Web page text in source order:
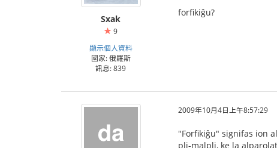
Sxak
9
顯示個人資料
國家: 俄羅斯
訊息: 839
forfikiĝu?
2009年10月4日上午8:57:29
"Forfikiĝu" signifas ion
pli-malpli, ke la